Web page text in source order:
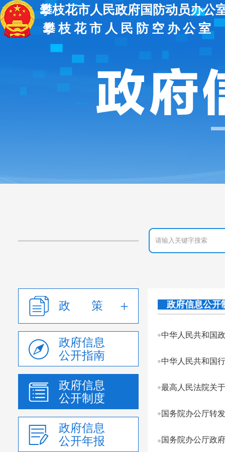
攀枝花市人民政府国防动员办公
攀 枝 花 市 人 民 防 空 办 公 室
政 策
政府信息
公开指南
政府信息
公开制度
政府信息
公开年报
政府信息公开
中华人民共和国
中华人民共和国
最高人民法院关
国务院办公厅转
国务院办公厅政